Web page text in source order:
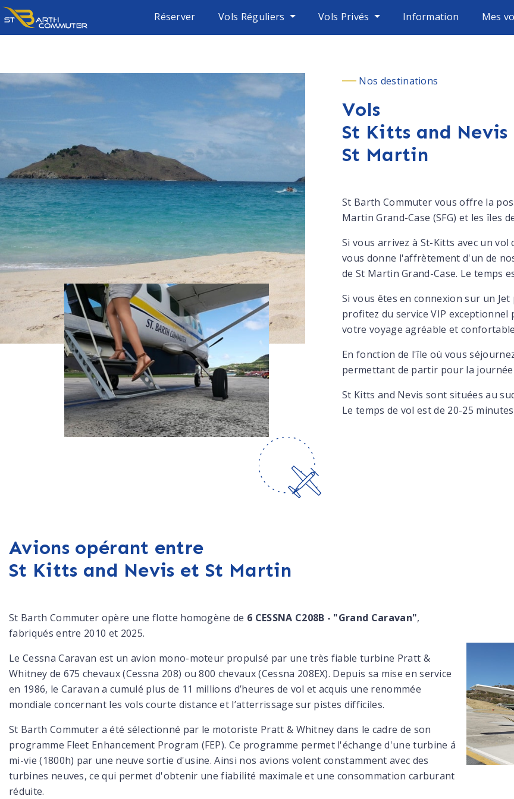
Réserver Vols Réguliers Vols Privés Information Mes
Nos destinations
Vols
St Kitts and Nevis
St Martin
St Barth Commuter vous offre la
Martin Grand-Case (SFG) et les îles
Si vous arrivez à St-Kitts avec un
vous donne l'affrètement d'un de
de St Martin Grand-Case. Le temps
Si vous êtes en connexion sur un
profitez du service VIP exceptionnel
votre voyage agréable et
En fonction de l'île où vous
permettant de partir pour la journée
St Kitts and Nevis sont situées au
Le temps de vol est de 20-25
Avions opérant entre
St Kitts and Nevis et St Martin
St Barth Commuter opère une flotte homogène de 6 CESSNA C208B - "Grand Caravan",
fabriqués entre 2010 et 2025.
Le Cessna Caravan est un avion mono-moteur propulsé par une très fiable turbine Pratt &
Whitney de 675 chevaux (Cessna 208) ou 800 chevaux (Cessna 208EX). Depuis sa mise en service
en 1986, le Caravan a cumulé plus de 11 millions d’heures de vol et acquis une renommée
mondiale concernant les vols courte distance et l’atterrissage sur pistes difficiles.
St Barth Commuter a été sélectionné par le motoriste Pratt & Whitney dans le cadre de son
programme Fleet Enhancement Program (FEP). Ce programme permet l'échange d'une turbine á
mi-vie (1800h) par une neuve sortie d'usine. Ainsi nos avions volent constamment avec des
turbines neuves, ce qui permet d'obtenir une fiabilité maximale et une consommation carburant
réduite.